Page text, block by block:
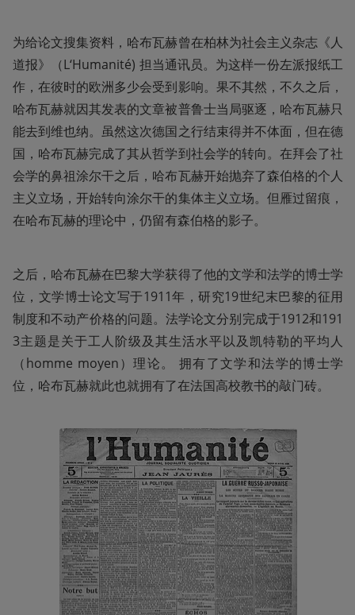
为给论文搜集资料，哈布瓦赫曾在柏林为社会主义杂志《人
道报》（L‘Humanité) 担当通讯员。为这样一份左派报纸工
作，在彼时的欧洲多少会受到影响。果不其然，不久之后，
哈布瓦赫就因其发表的文章被普鲁士当局驱逐，哈布瓦赫只
能去到维也纳。虽然这次德国之行结束得并不体面，但在德
国，哈布瓦赫完成了其从哲学到社会学的转向。在拜会了社
会学的鼻祖涂尔干之后，哈布瓦赫开始抛弃了森伯格的个人
主义立场，开始转向涂尔干的集体主义立场。但雁过留痕，
在哈布瓦赫的理论中，仍留有森伯格的影子。
之后，哈布瓦赫在巴黎大学获得了他的文学和法学的博士学
位，文学博士论文写于1911年，研究19世纪末巴黎的征用
制度和不动产价格的问题。法学论文分别完成于1912和191
3主题是关于工人阶级及其生活水平以及凯特勒的平均人
（homme moyen）理论。 拥有了文学和法学的博士学
位，哈布瓦赫就此也就拥有了在法国高校教书的敲门砖。